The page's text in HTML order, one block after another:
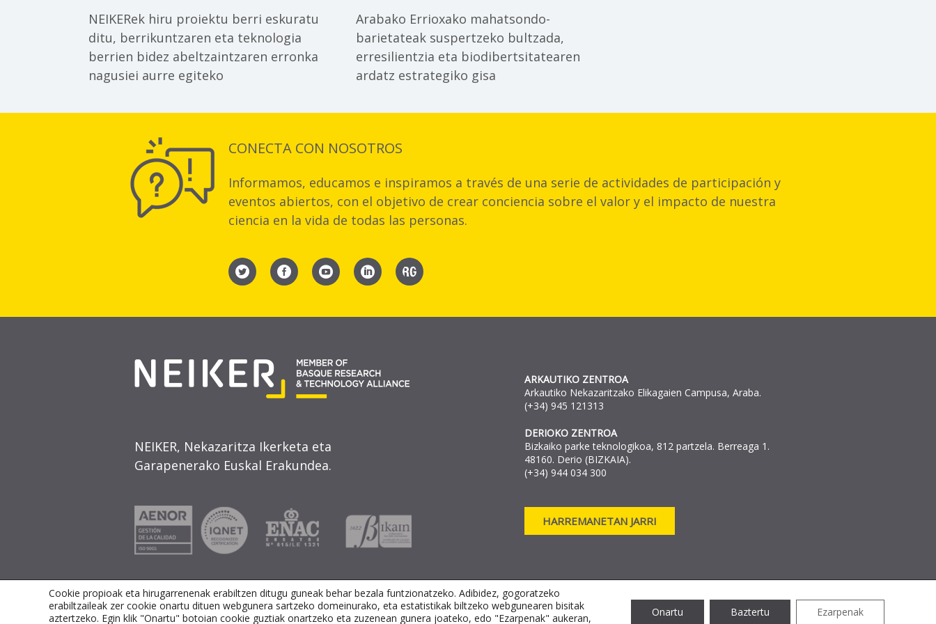
NEIKERek hiru proiektu berri eskuratu
ditu, berrikuntzaren eta teknologia
berrien bidez abeltzaintzaren erronka
nagusiei aurre egiteko
Arabako Errioxako mahatsondo-
barietateak suspertzeko bultzada,
erresilientzia eta biodibertsitatearen
ardatz estrategiko gisa
CONECTA CON NOSOTROS
Informamos, educamos e inspiramos a través de una serie de actividades de participación y
eventos abiertos, con el objetivo de crear conciencia sobre el valor y el impacto de nuestra
ciencia en la vida de todas las personas.
NEIKER, Nekazaritza Ikerketa eta
Garapenerako Euskal Erakundea.
ARKAUTIKO ZENTROA
Arkautiko Nekazaritzako Elikagaien Campusa, Araba.
(+34) 945 121313
DERIOKO ZENTROA
Bizkaiko parke teknologikoa, 812 partzela. Berreaga 1.
48160. Derio (BIZKAIA).
(+34) 944 034 300
HARREMANETAN JARRI
Cookie propioak eta hirugarrenenak erabiltzen ditugu guneak behar bezala funtzionatzeko. Adibidez, gogoratzeko
erabiltzaileak zer cookie onartu dituen webgunera sartzeko domeinurako, eta estatistikak biltzeko webgunearen bisitak
aztertzeko. Egin klik "Onartu" botoian cookie guztiak onartzeko eta zuzenean gunera joateko, edo "Ezarpenak" aukeran,
Onartu Baztertu Ezarpenak